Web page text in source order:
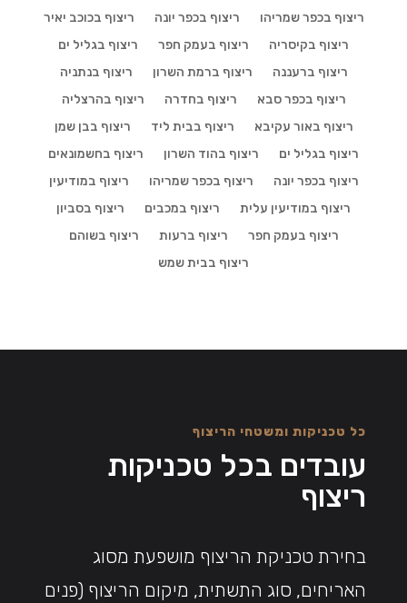
ריצוף בכפר שמריהו
ריצוף בכפר יונה
ריצוף בכוכב יאיר
ריצוף בקיסריה
ריצוף בעמק חפר
ריצוף בגליל ים
ריצוף ברעננה
ריצוף ברמת השרון
ריצוף בנתניה
ריצוף בכפר סבא
ריצוף בחדרה
ריצוף בהרצליה
ריצוף באור עקיבא
ריצוף בבית ליד
ריצוף בבן שמן
ריצוף בגליל ים
ריצוף בהוד השרון
ריצוף בחשמונאים
ריצוף בכפר יונה
ריצוף בכפר שמריהו
ריצוף במודיעין
ריצוף במודיעין עלית
ריצוף במכבים
ריצוף בסביון
ריצוף בעמק חפר
ריצוף ברעות
ריצוף בשוהם
ריצוף בבית שמש
כל טכניקות ומשטחי הריצוף
עובדים בכל טכניקות
ריצוף
בחירת טכניקת הריצוף מושפעת מסוג
האריחים, סוג התשתית, מיקום הריצוף (פנים